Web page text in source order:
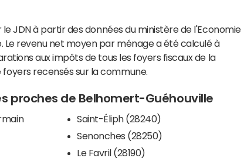
JDN à partir des données du ministère de l'Economie
Le revenu net moyen par ménage a été calculé à
aux impôts de tous les foyers fiscaux de la
recensés sur la commune.
proches de Belhomert-Guéhouville
Saint-Éliph (28240)
Senonches (28250)
Le Favril (28190)